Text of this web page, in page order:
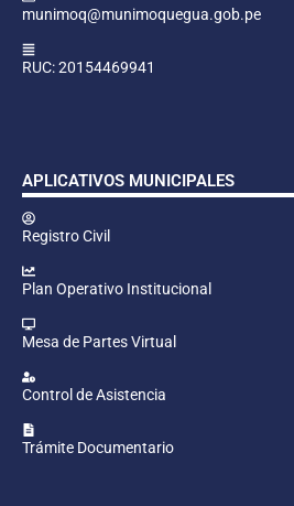
munimoq@munimoquegua.gob.pe
RUC: 20154469941
APLICATIVOS MUNICIPALES
Registro Civil
Plan Operativo Institucional
Mesa de Partes Virtual
Control de Asistencia
Trámite Documentario